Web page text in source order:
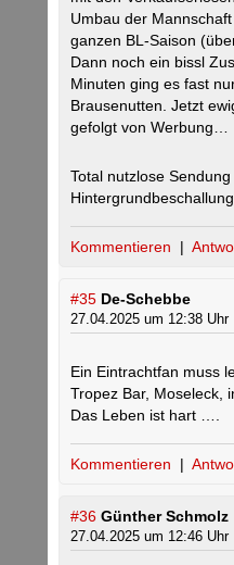
Umbau der
ganzen BL-Saison
Dann noch ein bissl
Minuten ging es fast
Brausenutten. Jetzt
gefolgt von Werbung…
Total nutzlose
Kommentieren |
#35 De-Schebbe
27.04.2025 um 12:38 Uhr
Ein Eintrachtfan muss
Tropez Bar, Moseleck,
Das Leben ist hart ….
Kommentieren |
#36 Günther Schmolz
27.04.2025 um 12:46 Uhr